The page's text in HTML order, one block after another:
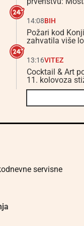
14:08BIH
Požari kod
zahvatila više
13:16VITEZ
Cocktail & Art
11. kolovoza
servisne